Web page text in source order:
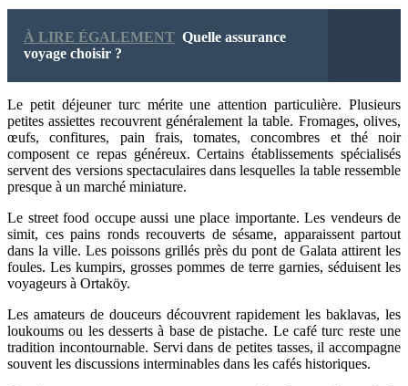
À LIRE ÉGALEMENT Quelle assurance
voyage choisir ?
Le petit déjeuner turc mérite une attention particulière. Plusieurs
petites assiettes recouvrent généralement la table. Fromages, olives,
œufs, confitures, pain frais, tomates, concombres et thé noir
composent ce repas généreux. Certains établissements spécialisés
servent des versions spectaculaires dans lesquelles la table ressemble
presque à un marché miniature.
Le street food occupe aussi une place importante. Les vendeurs de
simit, ces pains ronds recouverts de sésame, apparaissent partout
dans la ville. Les poissons grillés près du pont de Galata attirent les
foules. Les kumpirs, grosses pommes de terre garnies, séduisent les
voyageurs à Ortaköy.
Les amateurs de douceurs découvrent rapidement les baklavas, les
loukoums ou les desserts à base de pistache. Le café turc reste une
tradition incontournable. Servi dans de petites tasses, il accompagne
souvent les discussions interminables dans les cafés historiques.